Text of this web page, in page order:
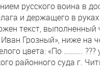
русского воина в
и держащего в руках
текст, выполненный
Грозный», ниже на
цвета: «По ……….. ???
районного суда г. Читы